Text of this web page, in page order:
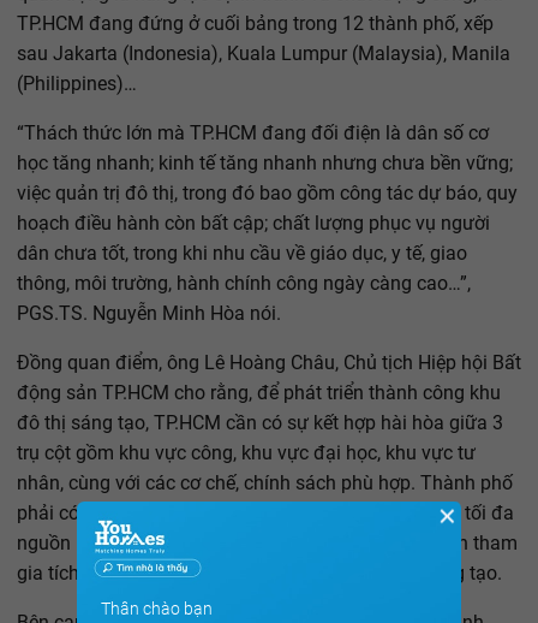
TP.HCM đang đứng ở cuối bảng trong 12 thành phố, xếp
sau Jakarta (Indonesia), Kuala Lumpur (Malaysia), Manila
(Philippines)…
“Thách thức lớn mà TP.HCM đang đối điện là dân số cơ
học tăng nhanh; kinh tế tăng nhanh nhưng chưa bền vững;
việc quản trị đô thị, trong đó bao gồm công tác dự báo, quy
hoạch điều hành còn bất cập; chất lượng phục vụ người
dân chưa tốt, trong khi nhu cầu về giáo dục, y tế, giao
thông, môi trường, hành chính công ngày càng cao…”,
PGS.TS. Nguyễn Minh Hòa nói.
Đồng quan điểm, ông Lê Hoàng Châu, Chủ tịch Hiệp hội Bất
động sản TP.HCM cho rằng, để phát triển thành công khu
đô thị sáng tạo, TP.HCM cần có sự kết hợp hài hòa giữa 3
trụ cột gồm khu vực công, khu vực đại học, khu vực tư
nhân, cùng với các cơ chế, chính sách phù hợp. Thành phố
phải có chính sách, cơ chế tạo điều kiện để phát huy tối đa
nguồn lực tri thức, vốn, năng lực của khu vực tư nhân tham
gia tích cực vào quá trình hình thành khu đô thị sáng tạo.
✕
Thân chào bạn